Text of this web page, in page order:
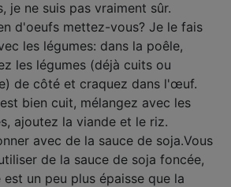
je ne suis pas vraiment sûr.
d'oeufs mettez-vous? Je le fais
les légumes: dans la poêle,
les légumes (déjà cuits ou
de côté et craquez dans l'œuf.
bien cuit, mélangez avec les
ajoutez la viande et le riz.
avec de la sauce de soja.Vous
de la sauce de soja foncée,
est un peu plus épaisse que la